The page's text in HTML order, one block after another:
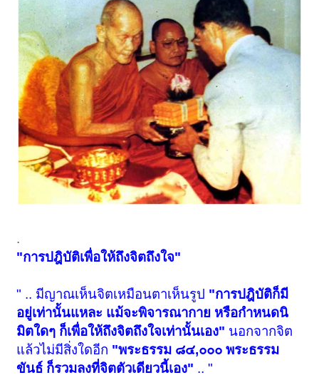
.
"การปฎิบัติเพื่อให้ถึงจิตถึงใจ"
" .. มีญาณเห็นจิตเหมือนตาเห็นรูป "การปฎิบัติก็มี
อยู่เท่านั้นแหละ แม้จะพิจารณากาย หรือกำหนดนิ
มิตใดๆ ก็เพื่อให้ถึงจิตถึงใจเท่านั้นเอง" นอกจากจิต
แล้วไม่มีสิ่งใดอีก "พระธรรม ๘๔,๐๐๐ พระธรรม
ขันธ์ ก็รวมลงที่จิตตัวเดียวนี้เอง" .. "